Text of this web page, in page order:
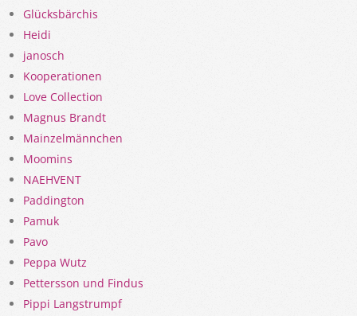
Glücksbärchis
Heidi
janosch
Kooperationen
Love Collection
Magnus Brandt
Mainzelmännchen
Moomins
NAEHVENT
Paddington
Pamuk
Pavo
Peppa Wutz
Pettersson und Findus
Pippi Langstrumpf